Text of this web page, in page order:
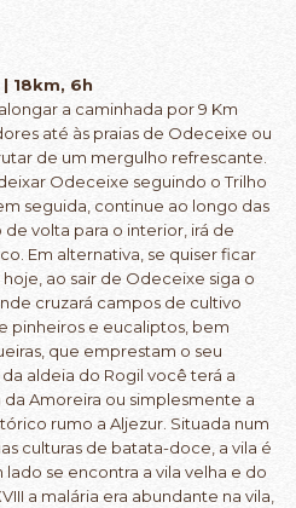
18km, 6h
a caminhada por 9 Km
até às praias de Odeceixe ou
de um mergulho refrescante.
Odeceixe seguindo o Trilho
seguida, continue ao longo das
volta para o interior, irá de
Em alternativa, se quiser ficar
ao sair de Odeceixe siga o
cruzará campos de cultivo
pinheiros e eucaliptos, bem
que emprestam o seu
aldeia do Rogil você terá a
Amoreira ou simplesmente a
rumo a Aljezur. Situada num
culturas de batata-doce, a vila é
se encontra a vila velha e do
a malária era abundante na vila,